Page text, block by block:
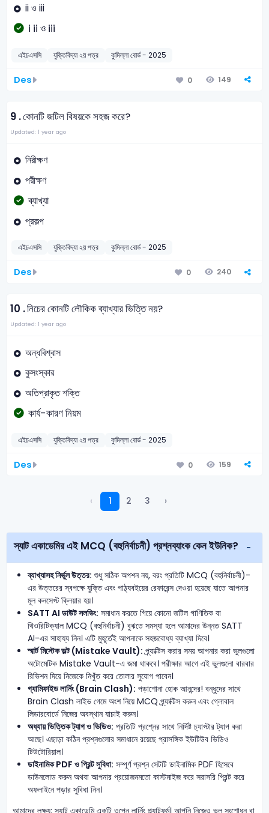
ii ও iii
i ii ও iii
এইচএসসি যুক্তিবিদ্যা ২য় পত্র কুমিল্লা বোর্ড - 2025
Des 0 149
9 .কোনটি জটিল বিষয়কে সহজ করে?
Updated: 1 year ago
নিরীক্ষণ
পরীক্ষণ
ব্যাখ্যা
প্রকল্প
এইচএসসি যুক্তিবিদ্যা ২য় পত্র কুমিল্লা বোর্ড - 2025
Des 0 240
10 .নিচের কোনটি লৌকিক ব্যাখ্যার ভিত্তি নয়?
Updated: 1 year ago
অন্ধবিশ্বাস
কুসংস্কার
অতিপ্রাকৃত শক্তি
কার্য-কারণ নিয়ম
এইচএসসি যুক্তিবিদ্যা ২য় পত্র কুমিল্লা বোর্ড - 2025
Des 0 159
‹ 1 2 3 ›
স্যাট একাডেমির এই MCQ (বহুনির্বাচনী) প্রশ্নব্যাংক কেন ইউনিক?
ব্যাখ্যাসহ নির্ভুল উত্তর: শুধু সঠিক অপশন নয়, বরং প্রতিটি MCQ (বহুনির্বাচনী)-
এর উত্তরের স্বপক্ষে যুক্তি এবং পাঠ্যবইয়ের রেফারেন্স দেওয়া হয়েছে যাতে আপনার
মূল কনসেপ্ট ক্লিয়ার হয়।
SATT AI ডাউট সলভিং: সমাধান করতে গিয়ে কোনো জটিল গাণিতিক বা
থিওরিটিক্যাল MCQ (বহুনির্বাচনী) বুঝতে সমস্যা হলে আমাদের উন্নত SATT
AI-এর সাহায্য নিন। এটি মুহূর্তেই আপনাকে সহজবোধ্য ব্যাখ্যা দিবে।
স্মার্ট মিস্টেক ভল্ট (Mistake Vault):প্র্যাক্টিস করার সময় আপনার করা ভুলগুলো
অটোমেটিক Mistake Vault-এ জমা থাকবে। পরীক্ষার আগে এই ভুলগুলো বারবার
রিভিশন দিয়ে নিজেকে নিখুঁত করে তোলার সুযোগ পাবেন।
গ্যামিফাইড লার্নিং (Brain Clash): পড়াশোনা হোক আনন্দের! বন্ধুদের সাথে
Brain Clash লাইভ গেমে অংশ নিয়ে MCQ প্র্যাক্টিস করুন এবং গ্লোবাল
লিডারবোর্ডে নিজের অবস্থান যাচাই করুন।
অধ্যায় ভিত্তিক ট্যাগ ও ভিডিও: প্রতিটি প্রশ্নের সাথে নির্দিষ্ট চ্যাপ্টার ট্যাগ করা
আছে। এছাড়া কঠিন প্রশ্নগুলোর সমাধানে রয়েছে প্রাসঙ্গিক ইউটিউব ভিডিও
টিউটোরিয়াল।
ডাইনামিক PDF ও প্রিন্ট সুবিধা: সম্পূর্ণ প্রশ্ন সেটটি ডাইনামিক PDF হিসেবে
ডাউনলোড করুন অথবা আপনার প্রয়োজনমতো কাস্টমাইজ করে সরাসরি প্রিন্ট করে
অফলাইনে পড়ার সুবিধা নিন।
আমাদের লক্ষ্য: স্যাট একাডেমি একটি ওপেন লার্নিং প্ল্যাটফর্ম। আপনি নিজেও ভুল সংশোধন বা